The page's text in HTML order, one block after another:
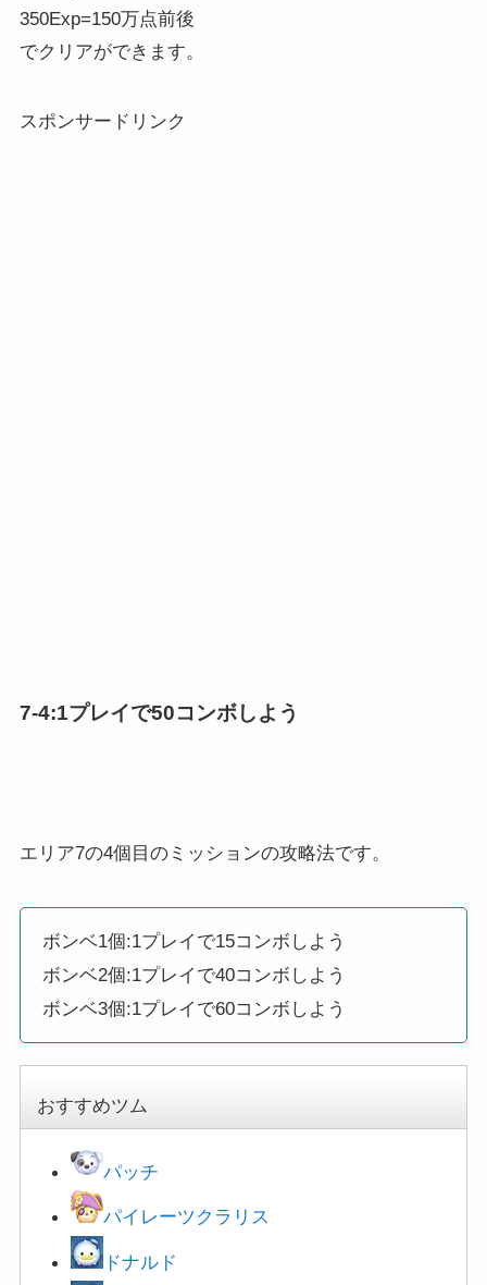
350Exp=150万点前後
でクリアができます。
スポンサードリンク
7-4:1プレイで50コンボしよう
エリア7の4個目のミッションの攻略法です。
ボンベ1個:1プレイで15コンボしよう
ボンベ2個:1プレイで40コンボしよう
ボンベ3個:1プレイで60コンボしよう
おすすめツム
パッチ
パイレーツクラリス
ドナルド